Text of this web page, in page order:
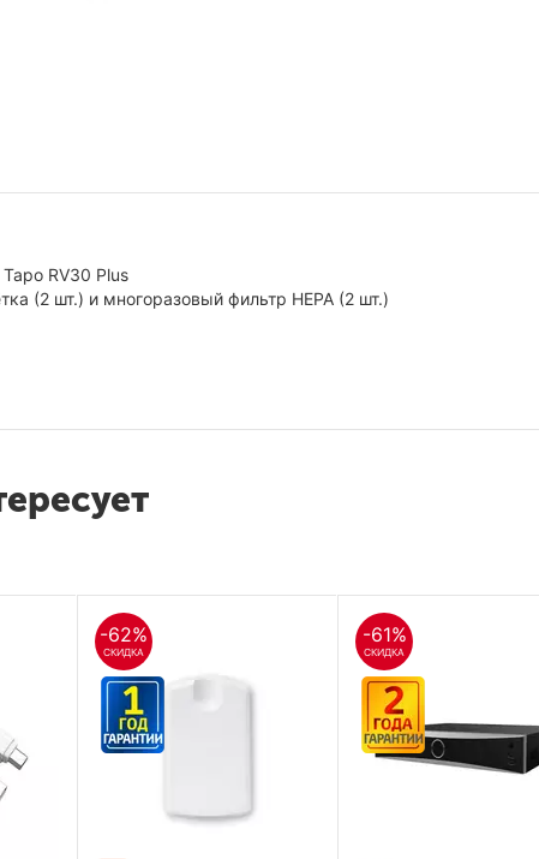
RV30 Plus
(2 шт.) и многоразовый фильтр HEPA (2 шт.)
-62%
СКИДКА
-61%
СКИДКА